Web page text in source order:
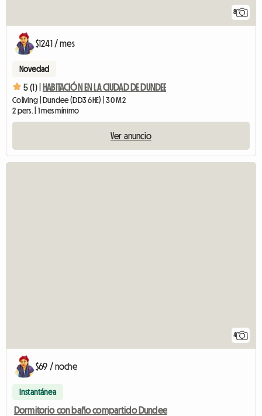
8
$1241 / mes
Novedad
5 (1) | HABITACIÓN EN LA CIUDAD DE DUNDEE
Coliving | Dundee (DD3 6HE) | 30 M2
2 pers. | 1 mes mínimo
Ver anuncio
4
$69 / noche
Instantánea
Dormitorio con baño compartido Dundee